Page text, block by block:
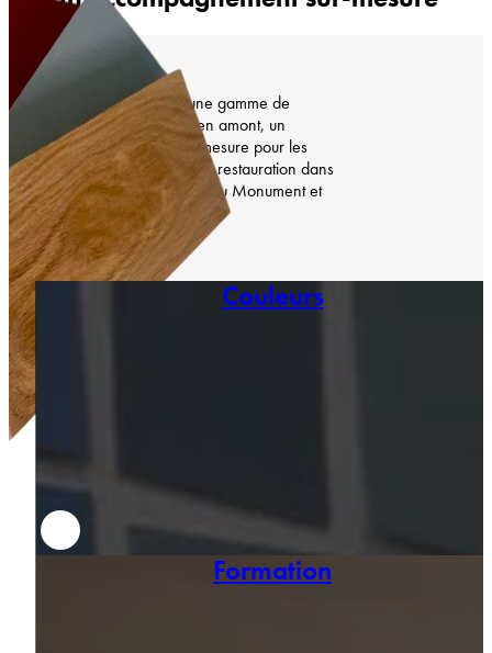
COMTESS propose une gamme de
produits, mais surtout, en amont, un
accompagnement sur-mesure pour les
projets de création et de restauration dans
les univers du Bâtiment, du Monument et
de la « Haute-Peinture ».
Couleurs
Formation